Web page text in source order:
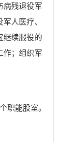
病残退役军
人医疗、
继续服役的
作；组织军
职能股室。